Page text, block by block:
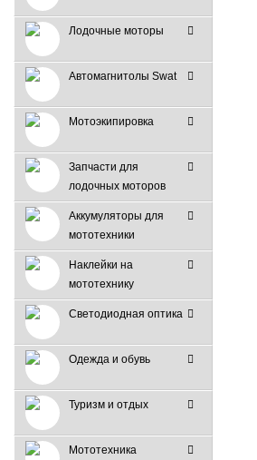
Лодочные моторы
Автомагнитолы Swat
Мотоэкипировка
Запчасти для
лодочных моторов
Аккумуляторы для
мототехники
Наклейки на
мототехнику
Светодиодная оптика
Одежда и обувь
Туризм и отдых
Мототехника